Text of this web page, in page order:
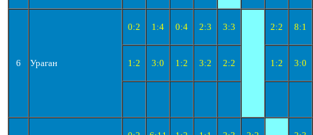
6 Ураган
0:2 1:4 0:4 2:3 3:3 2:2 8:1
1:2 3:0 1:2 3:2 2:2 1:2 3:0